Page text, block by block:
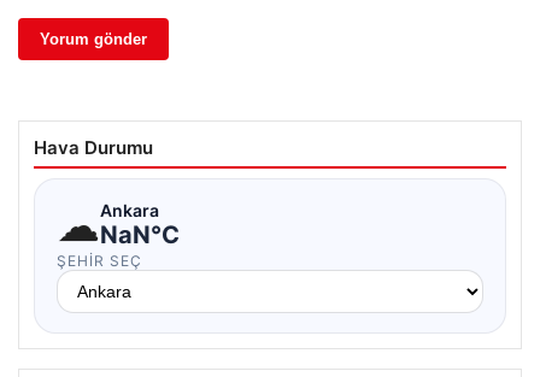
Hava Durumu
☁Ankara
NaN°C
ŞEHIR SEÇ